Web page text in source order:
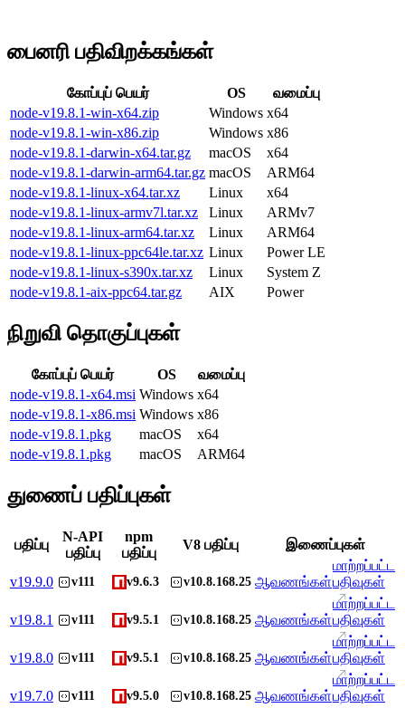
பைனரி பதிவிறக்கங்கள்
கோப்புப் பெயர் OS
வமைப்பு
node-v19.8.1-win-x64.zip
Windows x64
node-v19.8.1-win-x86.zip
Windows x86
node-v19.8.1-darwin-x64.tar.gz
macOS
x64
node-v19.8.1-darwin-arm64.tar.gz macOS
ARM64
node-v19.8.1-linux-x64.tar.xz
Linux
x64
node-v19.8.1-linux-armv7l.tar.xz
Linux
ARMv7
node-v19.8.1-linux-arm64.tar.xz
Linux
ARM64
node-v19.8.1-linux-ppc64le.tar.xz Linux
Power LE
node-v19.8.1-linux-s390x.tar.xz
Linux
System Z
node-v19.8.1-aix-ppc64.tar.gz
AIX Power
நிறுவி தொகுப்புகள்
கோப்புப் பெயர் OS
வமைப்பு
node-v19.8.1-x64.msi Windows x64
node-v19.8.1-x86.msi Windows x86
node-v19.8.1.pkg
macOS
x64
node-v19.8.1.pkg
macOS ARM64
துணைப் பதிப்புகள்
பதிப்பு
N-API
பதிப்பு
npm
பதிப்பு
V8 பதிப்பு இணைப்புகள்
v19.9.0 v111 v9.6.3 v10.8.168.25 ஆவணங்கள்
மாற்றப்பட்ட
பதிவுகள்
v19.8.1 v111 v9.5.1 v10.8.168.25 ஆவணங்கள்
மாற்றப்பட்ட
பதிவுகள்
v19.8.0 v111 v9.5.1 v10.8.168.25 ஆவணங்கள்
மாற்றப்பட்ட
பதிவுகள்
v19.7.0 v111 v9.5.0 v10.8.168.25 ஆவணங்கள்
மாற்றப்பட்ட
பதிவுகள்